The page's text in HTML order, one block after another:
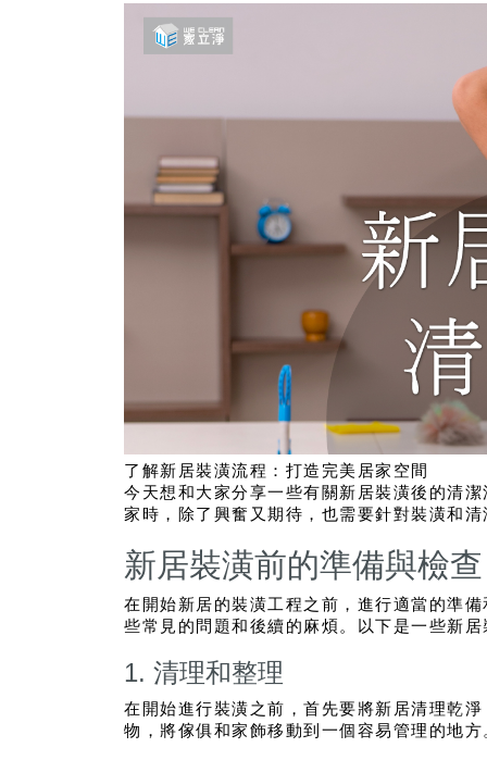
了解新居裝潢流程：打造完美居家空間
今天想和大家分享一些有關新居裝潢後的清
家時，除了興奮又期待，也需要針對裝潢和
新居裝潢前的準備與檢查
在開始新居的裝潢工程之前，進行適當的準
些常見的問題和後續的麻煩。以下是一些新
1. 清理和整理
在開始進行裝潢之前，首先要將新居清理乾
物，將傢俱和家飾移動到一個容易管理的地方